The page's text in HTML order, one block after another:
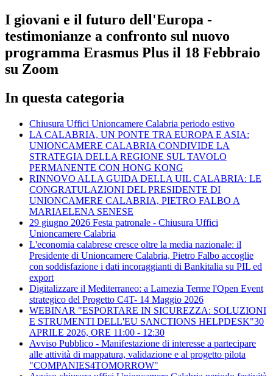
I giovani e il futuro dell'Europa -
testimonianze a confronto sul nuovo
programma Erasmus Plus il 18 Febbraio
su Zoom
In questa categoria
Chiusura Uffici Unioncamere Calabria periodo estivo
LA CALABRIA, UN PONTE TRA EUROPA E ASIA:
UNIONCAMERE CALABRIA CONDIVIDE LA
STRATEGIA DELLA REGIONE SUL TAVOLO
PERMANENTE CON HONG KONG
RINNOVO ALLA GUIDA DELLA UIL CALABRIA: LE
CONGRATULAZIONI DEL PRESIDENTE DI
UNIONCAMERE CALABRIA, PIETRO FALBO A
MARIAELENA SENESE
29 giugno 2026 Festa patronale - Chiusura Uffici
Unioncamere Calabria
L'economia calabrese cresce oltre la media nazionale: il
Presidente di Unioncamere Calabria, Pietro Falbo accoglie
con soddisfazione i dati incoraggianti di Bankitalia su PIL ed
export
Digitalizzare il Mediterraneo: a Lamezia Terme l'Open Event
strategico del Progetto C4T- 14 Maggio 2026
WEBINAR "ESPORTARE IN SICUREZZA: SOLUZIONI
E STRUMENTI DELL'EU SANCTIONS HELPDESK"30
APRILE 2026, ORE 11:00 - 12:30
Avviso Pubblico - Manifestazione di interesse a partecipare
alle attività di mappatura, validazione e al progetto pilota
"COMPANIES4TOMORROW"